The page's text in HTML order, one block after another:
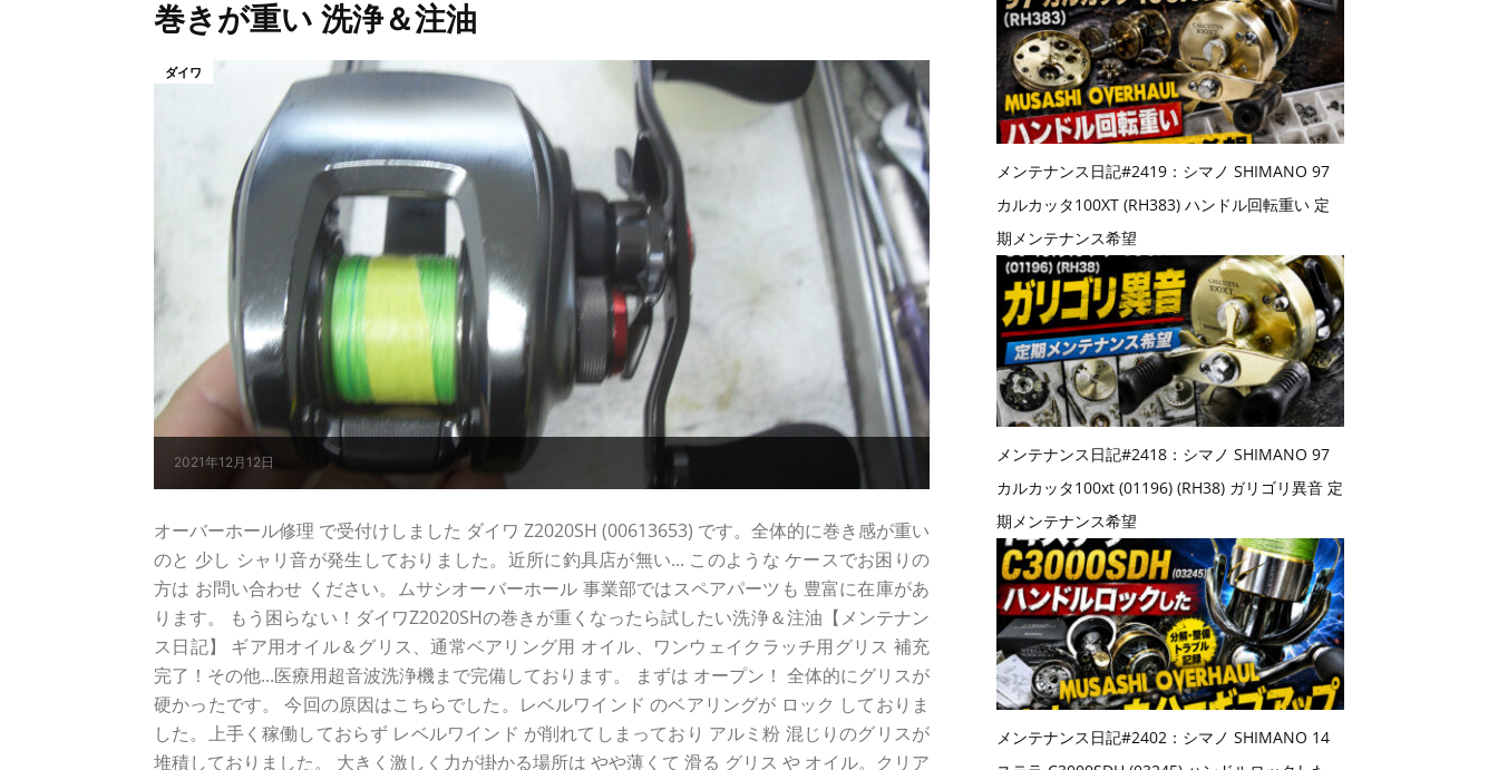
巻きが重い 洗浄＆注油
2021年12月12日
ダイワ
オーバーホール修理 で受付けしました ダイワ Z2020SH (00613653) です。全体的に巻き感が重い
のと 少し シャリ音が発生しておりました。近所に釣具店が無い... このような ケースでお困りの
方は お問い合わせ ください。ムサシオーバーホール 事業部ではスペアパーツも 豊富に在庫があ
ります。 もう困らない！ダイワZ2020SHの巻きが重くなったら試したい洗浄＆注油【メンテナン
ス日記】 ギア用オイル＆グリス、通常ベアリング用 オイル、ワンウェイクラッチ用グリス 補充
完了！その他...医療用超音波洗浄機まで完備しております。 まずは オープン！ 全体的にグリスが
硬かったです。 今回の原因はこちらでした。レベルワインド のベアリングが ロック しておりま
した。上手く稼働しておらず レベルワインド が削れてしまっており アルミ粉 混じりのグリスが
堆積しておりました。 大きく激しく力が掛かる場所は やや薄くて 滑る グリス や オイル。クリア
メンテナンス日記#2419：シマノ SHIMANO 97
カルカッタ100XT (RH383) ハンドル回転重い 定
期メンテナンス希望
メンテナンス日記#2418：シマノ SHIMANO 97
カルカッタ100xt (01196) (RH38) ガリゴリ異音 定
期メンテナンス希望
メンテナンス日記#2402：シマノ SHIMANO 14